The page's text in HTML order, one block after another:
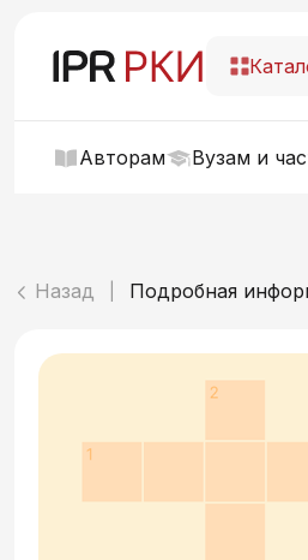
Авторам Вузам и
Назад Подробная